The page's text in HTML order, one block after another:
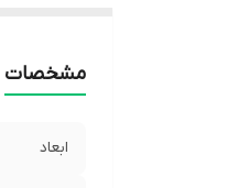
مشخصات
ابعاد